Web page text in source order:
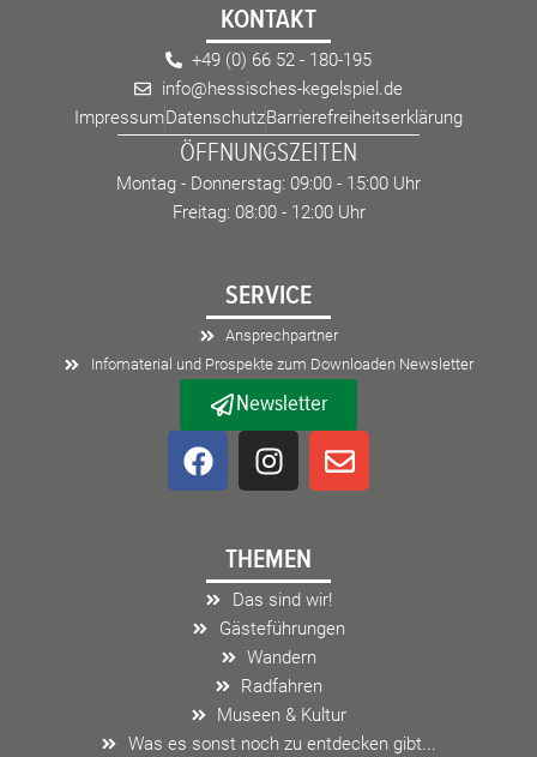
KONTAKT
+49 (0) 66 52 - 180-195
info@hessisches-kegelspiel.de
ImpressumDatenschutzBarrierefreiheitserklärung
ÖFFNUNGSZEITEN
Montag - Donnerstag: 09:00 - 15:00 Uhr
Freitag: 08:00 - 12:00 Uhr
SERVICE
Ansprechpartner
Infomaterial und Prospekte zum Downloaden Newsletter
Newsletter
F
a
o
o
I
n
a
g
r
a
m
E
n
p
THEMEN
Das sind wir!
Gästeführungen
Wandern
Radfahren
Museen & Kultur
Was es sonst noch zu entdecken gibt...